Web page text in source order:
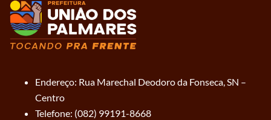
Endereço: Rua Marechal Deodoro da Fonseca, SN –
Centro
Telefone: (082) 99191-8668